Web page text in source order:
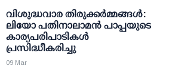
വിശുദ്ധവാര തിരുക്കർമ്മങ്ങൾ:
ലിയോ പതിനാലാമൻ പാപ്പയുടെ
കാര്യപരിപാടികൾ
പ്രസിദ്ധീകരിച്ചു
09 Mar